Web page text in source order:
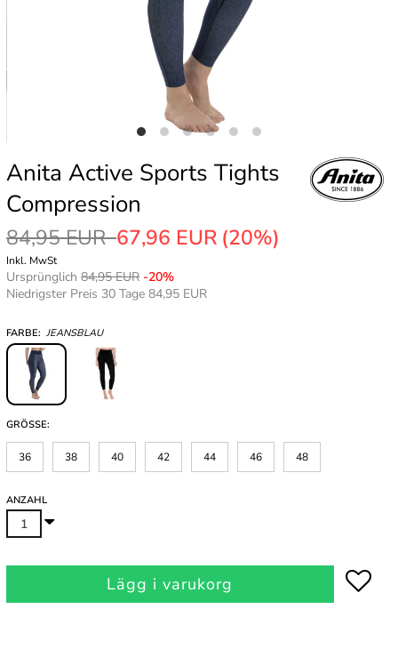
Anita Active Sports Tights
Compression
84,95 EUR67,96 EUR (20%)
Inkl. MwSt
Ursprünglich84,95 EUR -20%
Niedrigster Preis 30 Tage 84,95 EUR
FARBE: JEANSBLAU
GRÖSSE:
36 38 40 42 44 46 48
ANZAHL
Lägg i varukorg